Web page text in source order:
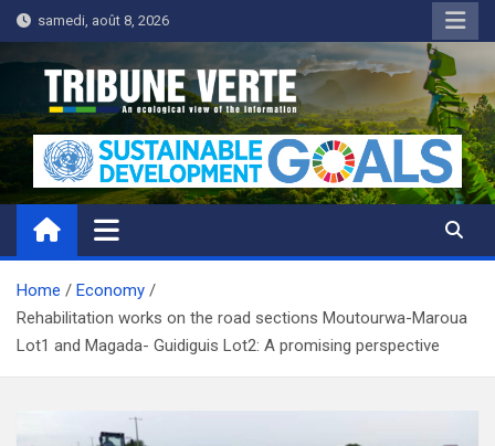
Skip
to
content
samedi, août 8, 2026
Tribune Verte
Un regard écologique de l'information
Home
Economy
Rehabilitation works on the road sections Moutourwa-Maroua
Lot1 and Magada- Guidiguis Lot2: A promising perspective